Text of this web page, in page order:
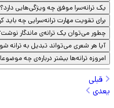
یک ترانه‌سرا موفق چه ویژگی‌هایی دارد؟
برای تقویت مهارت ترانه‌سرایی چه باید
چطور می‌توان یک ترانه‌ی ماندگار
آیا هر شعری می‌تواند تبدیل به ترانه
امروزه ترانه‌ها بیشتر درباره‌ی چه
قبلی
یعدی